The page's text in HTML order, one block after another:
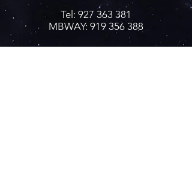
Tel: 927 363 381
MBWAY: 919 356 388